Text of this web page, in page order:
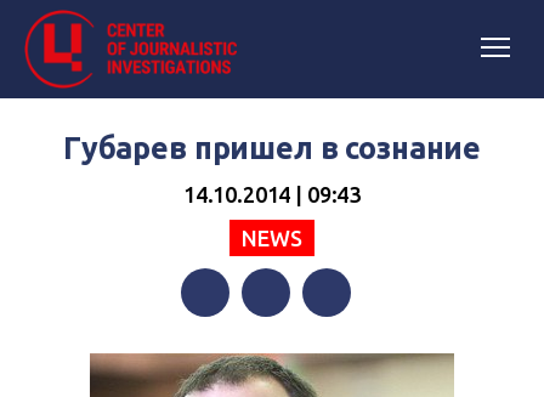
Губарев пришел в сознание
14.10.2014 | 09:43
NEWS